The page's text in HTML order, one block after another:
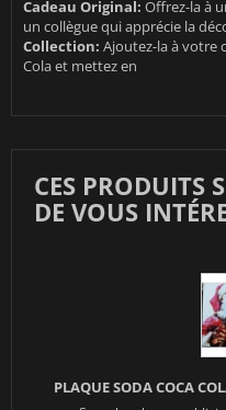
Cadeau Original: Offrez-la à
un collègue qui apprécie la
Collection: Ajoutez-la à votre
Cola et mettez en
CES PRODUITS
DE VOUS
PLAQUE SODA COCA